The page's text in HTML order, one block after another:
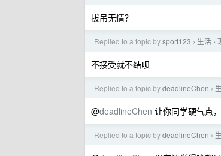
拔吊无情？
Replied to a topic bysport123 › 生活 ›
不接受就不结呗
Replied to a topic bydeadlineChen ›
@deadlineChen 让你同学硬气点
Replied to a topic bydeadlineChen ›